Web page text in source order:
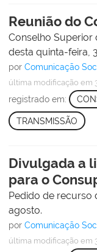
Reunião do
Conselho Superior
desta quinta-feira,
por Comunicação
última modificação em
registrado em:
TRANSMISSÃO
Divulgada a
para o
Pedido de recurso
agosto.
por Comunicação
última modificação em